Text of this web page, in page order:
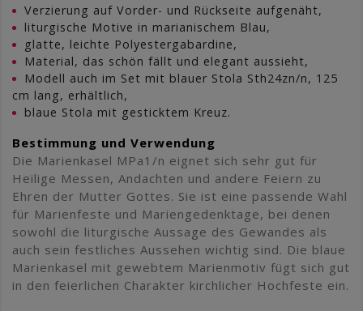
Verzierung auf Vorder- und Rückseite aufgenäht,
liturgische Motive in marianischem Blau,
glatte, leichte Polyestergabardine,
Material, das schön fällt und elegant aussieht,
Modell auch im Set mit blauer Stola Sth24zn/n, 125
cm lang, erhältlich,
blaue Stola mit gesticktem Kreuz.
Bestimmung und Verwendung
Die Marienkasel MPa1/n eignet sich sehr gut für
Heilige Messen, Andachten und andere Feiern zu
Ehren der Mutter Gottes. Sie ist eine passende Wahl
für Marienfeste und Mariengedenktage, bei denen
sowohl die liturgische Aussage des Gewandes als
auch sein festliches Aussehen wichtig sind. Die blaue
Marienkasel mit gewebtem Marienmotiv fügt sich gut
in den feierlichen Charakter kirchlicher Hochfeste ein.